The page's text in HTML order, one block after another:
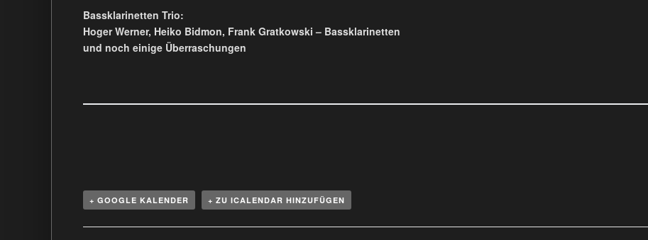
Bassklarinetten Trio:
Hoger Werner, Heiko Bidmon, Frank Gratkowski – Bassklarinetten
und noch einige Überraschungen
+ GOOGLE KALENDER + ZU ICALENDAR HINZUFÜGEN